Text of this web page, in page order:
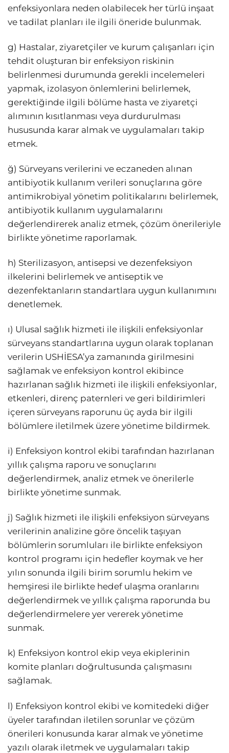
enfeksiyonlara neden olabilecek her türlü inşaat
ve tadilat planları ile ilgili öneride bulunmak.
g) Hastalar, ziyaretçiler ve kurum çalışanları için
tehdit oluşturan bir enfeksiyon riskinin
belirlenmesi durumunda gerekli incelemeleri
yapmak, izolasyon önlemlerini belirlemek,
gerektiğinde ilgili bölüme hasta ve ziyaretçi
alımının kısıtlanması veya durdurulması
hususunda karar almak ve uygulamaları takip
etmek.
ğ) Sürveyans verilerini ve eczaneden alınan
antibiyotik kullanım verileri sonuçlarına göre
antimikrobiyal yönetim politikalarını belirlemek,
antibiyotik kullanım uygulamalarını
değerlendirerek analiz etmek, çözüm önerileriyle
birlikte yönetime raporlamak.
h) Sterilizasyon, antisepsi ve dezenfeksiyon
ilkelerini belirlemek ve antiseptik ve
dezenfektanların standartlara uygun kullanımını
denetlemek.
ı) Ulusal sağlık hizmeti ile ilişkili enfeksiyonlar
sürveyans standartlarına uygun olarak toplanan
verilerin USHİESA’ya zamanında girilmesini
sağlamak ve enfeksiyon kontrol ekibince
hazırlanan sağlık hizmeti ile ilişkili enfeksiyonlar,
etkenleri, direnç paternleri ve geri bildirimleri
içeren sürveyans raporunu üç ayda bir ilgili
bölümlere iletilmek üzere yönetime bildirmek.
i) Enfeksiyon kontrol ekibi tarafından hazırlanan
yıllık çalışma raporu ve sonuçlarını
değerlendirmek, analiz etmek ve önerilerle
birlikte yönetime sunmak.
j) Sağlık hizmeti ile ilişkili enfeksiyon sürveyans
verilerinin analizine göre öncelik taşıyan
bölümlerin sorumluları ile birlikte enfeksiyon
kontrol programı için hedefler koymak ve her
yılın sonunda ilgili birim sorumlu hekim ve
hemşiresi ile birlikte hedef ulaşma oranlarını
değerlendirmek ve yıllık çalışma raporunda bu
değerlendirmelere yer vererek yönetime
sunmak.
k) Enfeksiyon kontrol ekip veya ekiplerinin
komite planları doğrultusunda çalışmasını
sağlamak.
l) Enfeksiyon kontrol ekibi ve komitedeki diğer
üyeler tarafından iletilen sorunlar ve çözüm
önerileri konusunda karar almak ve yönetime
yazılı olarak iletmek ve uygulamaları takip